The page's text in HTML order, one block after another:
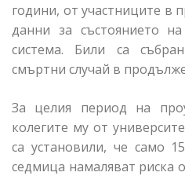
години, от участниците в
данни за състоянието
система. Били са
смъртни случай в
За целия период на
колегите му от
са установили, че само
седмица намаляват риска